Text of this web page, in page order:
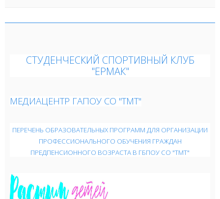
СТУДЕНЧЕСКИЙ СПОРТИВНЫЙ КЛУБ
"ЕРМАК"
МЕДИАЦЕНТР ГАПОУ СО "ТМТ"
ПЕРЕЧЕНЬ ОБРАЗОВАТЕЛЬНЫХ ПРОГРАММ ДЛЯ ОРГАНИЗАЦИИ
ПРОФЕССИОНАЛЬНОГО ОБУЧЕНИЯ ГРАЖДАН
ПРЕДПЕНСИОННОГО ВОЗРАСТА В ГБПОУ СО "ТМТ"